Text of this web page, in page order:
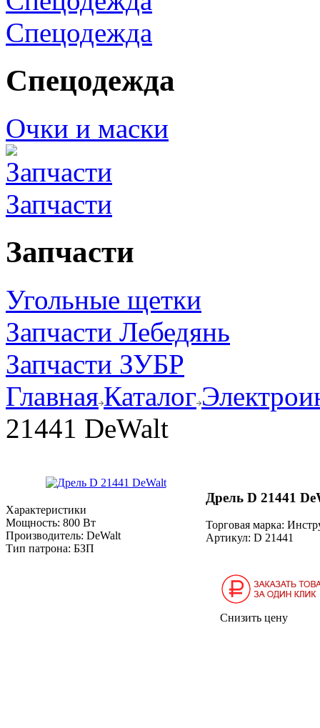
Спецодежда
Спецодежда
Очки и маски
Запчасти
Запчасти
Угольные щетки
Запчасти Лебедянь
Запчасти ЗУБР
ГлавнаяКаталог
21441 DeWalt
Характеристики
Мощность: 800 Вт
Производитель: DeWalt
Тип патрона: БЗП
Дрель D 21441
Торговая марка:
Артикул: D 21441
Снизить цену